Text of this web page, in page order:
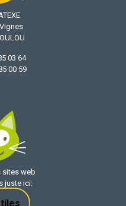
03 64
00 59
sites web
juste ici: